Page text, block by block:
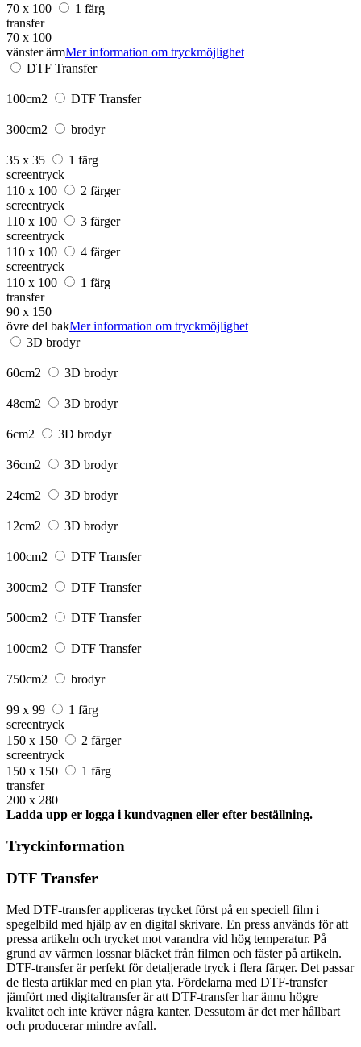
70 x 100
1 färg
transfer
70 x 100
vänster ärmMer information om tryckmöjlighet
DTF Transfer
100cm2 DTF Transfer
300cm2 brodyr
35 x 35
1 färg
screentryck
110 x 100
2 färger
screentryck
110 x 100
3 färger
screentryck
110 x 100
4 färger
screentryck
110 x 100
1 färg
transfer
90 x 150
övre del bakMer information om tryckmöjlighet
3D brodyr
60cm2 3D brodyr
48cm2 3D brodyr
6cm2 3D brodyr
36cm2 3D brodyr
24cm2 3D brodyr
12cm2 3D brodyr
100cm2 DTF Transfer
300cm2 DTF Transfer
500cm2 DTF Transfer
100cm2 DTF Transfer
750cm2 brodyr
99 x 99
1 färg
screentryck
150 x 150
2 färger
screentryck
150 x 150
1 färg
transfer
200 x 280
Ladda upp er logga i kundvagnen eller efter beställning.
Tryckinformation
DTF Transfer
Med DTF-transfer appliceras trycket först på en speciell film i
spegelbild med hjälp av en digital skrivare. En press används för att
pressa artikeln och trycket mot varandra vid hög temperatur. På
grund av värmen lossnar bläcket från filmen och fäster på artikeln.
DTF-transfer är perfekt för detaljerade tryck i flera färger. Det passar
de flesta artiklar med en plan yta. Fördelarna med DTF-transfer
jämfört med digitaltransfer är att DTF-transfer har ännu högre
kvalitet och inte kräver några kanter. Dessutom är det mer hållbart
och producerar mindre avfall.